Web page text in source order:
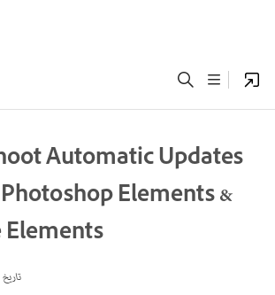
Automatic Updates
Elements &